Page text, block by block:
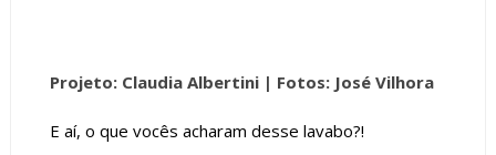
Projeto: Claudia Albertini| Fotos: José Vilhora
E aí, o que vocês acharam desse lavabo?!